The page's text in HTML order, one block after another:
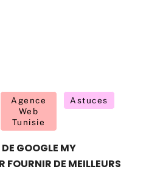
Agence
Web
Tunisie
Astuces
GOOGLE MY
FOURNIR DE MEILLEURS